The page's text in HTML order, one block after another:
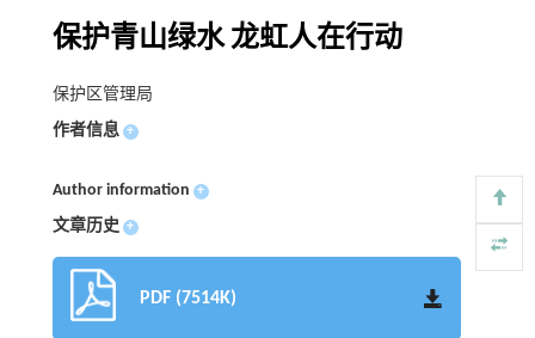
保护青山绿水 龙虹人在行动
保护区管理局
作者信息 +
Author information +
文章历史 +
PDF (7514K)